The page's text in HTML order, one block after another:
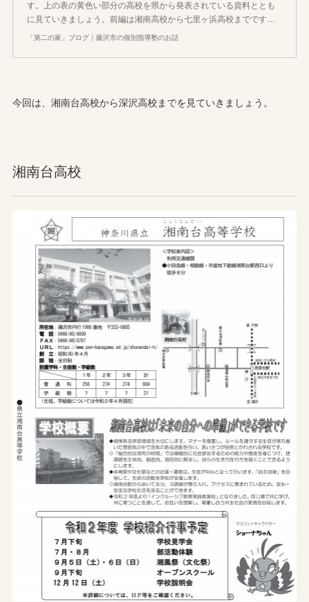
す。上の表の黄色い部分の高校を県から発表されている資料ととも
に見ていきましょう。前編は湘南高校から七里ヶ浜高校までです…
「第二の家」ブログ｜藤沢市の個別指導塾のお話
今回は、湘南台高校から深沢高校までを見ていきましょう。
湘南台高校